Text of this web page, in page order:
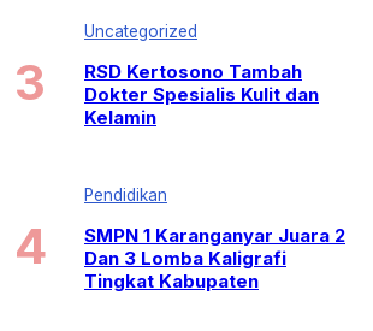
Uncategorized
RSD Kertosono Tambah
Dokter Spesialis Kulit dan
Kelamin
Pendidikan
SMPN 1 Karanganyar Juara 2
Dan 3 Lomba Kaligrafi
Tingkat Kabupaten